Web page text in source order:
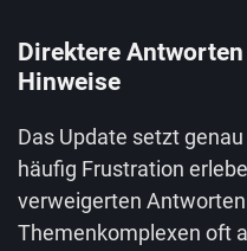
Direktere
Hinweise
Das Update setzt
häufig Frustration
verweigerten
Themenkomplexen oft